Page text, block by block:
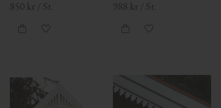
850 kr / St.
Zu Favoriten hinzufügen
988 kr / St.
Zu Favoriten